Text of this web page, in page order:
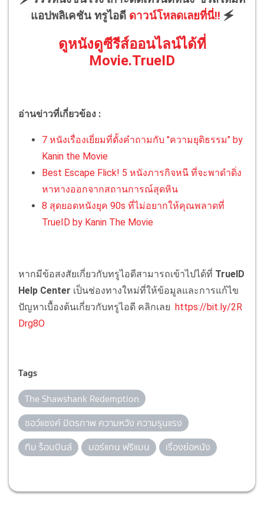
แอปพลิเคชัน ทรูไอดี ดาวน์โหลดเลยที่นี่!! 🗲
ดูหนังดูซีรีส์ออนไลน์ได้ที่
Movie.TrueID
อ่านข่าวที่เกี่ยวข้อง :
7 หนังเรื่องเยี่ยมที่ตั้งคำถามกับ "ความยุติธรรม" by
Kanin the Movie
Best Escape Flick! 5 หนังภารกิจหนี ที่จะพาดำดิ่ง
หาทางออกจากสถานการณ์สุดหิน
8 สุดยอดหนังยุค 90s ที่ไม่อยากให้คุณพลาดที่
TrueID by Kanin The Movie
หากมีข้อสงสัยเกี่ยวกับทรูไอดีสามารถเข้าไปได้ที่ TrueID
Help Center เป็นช่องทางใหม่ที่ให้ข้อมูลและการแก้ไข
ปัญหาเบื้องต้นเกี่ยวกับทรูไอดี คลิกเลย https://bit.ly/2R
Drg8O
Tags
The Shawshank Redemption
ชอว์แชงค์ มิตรภาพ ความหวัง ความรุนแรง
ทิม ร็อบบินส์
มอร์แกน ฟรีแมน เรื่องย่อหนัง